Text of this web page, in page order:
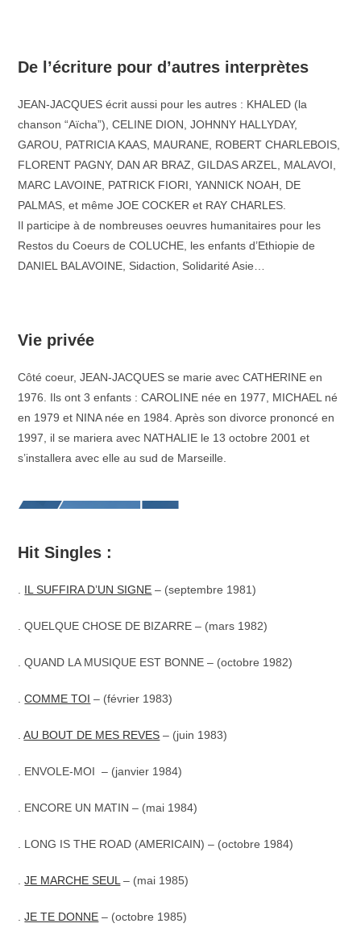
De l’écriture pour d’autres interprètes
JEAN-JACQUES écrit aussi pour les autres : KHALED (la
chanson “Aïcha”), CELINE DION, JOHNNY HALLYDAY,
GAROU, PATRICIA KAAS, MAURANE, ROBERT CHARLEBOIS,
FLORENT PAGNY, DAN AR BRAZ, GILDAS ARZEL, MALAVOI,
MARC LAVOINE, PATRICK FIORI, YANNICK NOAH, DE
PALMAS, et même JOE COCKER et RAY CHARLES.
Il participe à de nombreuses oeuvres humanitaires pour les
Restos du Coeurs de COLUCHE, les enfants d’Ethiopie de
DANIEL BALAVOINE, Sidaction, Solidarité Asie…
Vie privée
Côté coeur, JEAN-JACQUES se marie avec CATHERINE en
1976. Ils ont 3 enfants : CAROLINE née en 1977, MICHAEL né
en 1979 et NINA née en 1984. Après son divorce prononcé en
1997, il se mariera avec NATHALIE le 13 octobre 2001 et
s’installera avec elle au sud de Marseille.
Hit Singles :
IL SUFFIRA D’UN SIGNE – (septembre 1981)
.QUELQUE CHOSE DE BIZARRE – (mars 1982)
. QUAND LA MUSIQUE EST BONNE – (octobre 1982)
.COMME TOI – (février 1983)
.AU BOUT DE MES REVES – (juin 1983)
ENVOLE-MOI – (janvier 1984)
. ENCORE UN MATIN – (mai 1984)
. LONG IS THE ROAD (AMERICAIN) – (octobre 1984)
.JE MARCHE SEUL – (mai 1985)
.JE TE DONNE – (octobre 1985)